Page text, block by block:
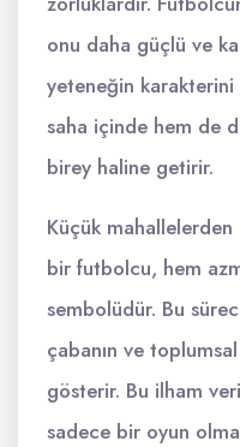
onu daha güçlü ve
yeteneğin
saha içinde hem de
birey haline getirir.
Küçük
bir futbolcu, hem
sembolüdür. Bu
çabanın ve
gösterir. Bu ilham
sadece bir oyun